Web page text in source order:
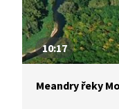
10:17
Meandry řeky